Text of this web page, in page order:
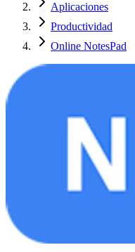
Aplicaciones
Productividad
Online NotesPad